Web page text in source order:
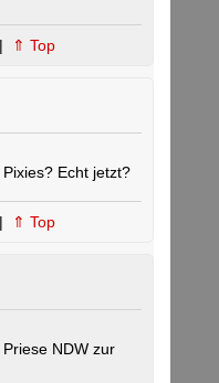
| ⇑ Top
Echt jetzt?
| ⇑ Top
NDW zur